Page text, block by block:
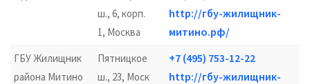
ш., 6, корп.
1, Москва
http://гбу-жилищник-
митино.рф/
ГБУ Жилищник
района Митино
Пятницкое
ш., 23, Моск
+7 (495) 753-12-22
http://гбу-жилищник-